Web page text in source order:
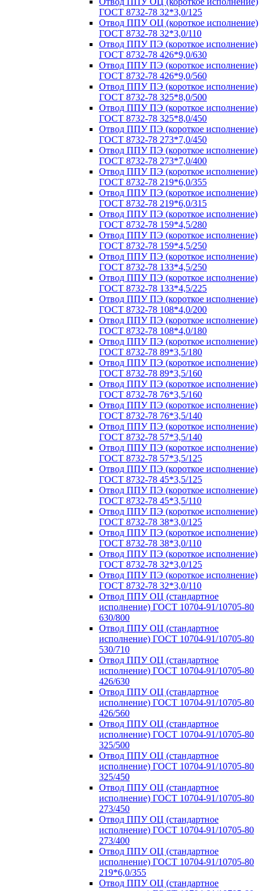
ГОСТ 8732-78 32*3,0/125
Отвод ППУ ОЦ (короткое исполнение)
ГОСТ 8732-78 32*3,0/110
Отвод ППУ ПЭ (короткое исполнение)
ГОСТ 8732-78 426*9,0/630
Отвод ППУ ПЭ (короткое исполнение)
ГОСТ 8732-78 426*9,0/560
Отвод ППУ ПЭ (короткое исполнение)
ГОСТ 8732-78 325*8,0/500
Отвод ППУ ПЭ (короткое исполнение)
ГОСТ 8732-78 325*8,0/450
Отвод ППУ ПЭ (короткое исполнение)
ГОСТ 8732-78 273*7,0/450
Отвод ППУ ПЭ (короткое исполнение)
ГОСТ 8732-78 273*7,0/400
Отвод ППУ ПЭ (короткое исполнение)
ГОСТ 8732-78 219*6,0/355
Отвод ППУ ПЭ (короткое исполнение)
ГОСТ 8732-78 219*6,0/315
Отвод ППУ ПЭ (короткое исполнение)
ГОСТ 8732-78 159*4,5/280
Отвод ППУ ПЭ (короткое исполнение)
ГОСТ 8732-78 159*4,5/250
Отвод ППУ ПЭ (короткое исполнение)
ГОСТ 8732-78 133*4,5/250
Отвод ППУ ПЭ (короткое исполнение)
ГОСТ 8732-78 133*4,5/225
Отвод ППУ ПЭ (короткое исполнение)
ГОСТ 8732-78 108*4,0/200
Отвод ППУ ПЭ (короткое исполнение)
ГОСТ 8732-78 108*4,0/180
Отвод ППУ ПЭ (короткое исполнение)
ГОСТ 8732-78 89*3,5/180
Отвод ППУ ПЭ (короткое исполнение)
ГОСТ 8732-78 89*3,5/160
Отвод ППУ ПЭ (короткое исполнение)
ГОСТ 8732-78 76*3,5/160
Отвод ППУ ПЭ (короткое исполнение)
ГОСТ 8732-78 76*3,5/140
Отвод ППУ ПЭ (короткое исполнение)
ГОСТ 8732-78 57*3,5/140
Отвод ППУ ПЭ (короткое исполнение)
ГОСТ 8732-78 57*3,5/125
Отвод ППУ ПЭ (короткое исполнение)
ГОСТ 8732-78 45*3,5/125
Отвод ППУ ПЭ (короткое исполнение)
ГОСТ 8732-78 45*3,5/110
Отвод ППУ ПЭ (короткое исполнение)
ГОСТ 8732-78 38*3,0/125
Отвод ППУ ПЭ (короткое исполнение)
ГОСТ 8732-78 38*3,0/110
Отвод ППУ ПЭ (короткое исполнение)
ГОСТ 8732-78 32*3,0/125
Отвод ППУ ПЭ (короткое исполнение)
ГОСТ 8732-78 32*3,0/110
Отвод ППУ ОЦ (стандартное
исполнение) ГОСТ 10704-91/10705-80
630/800
Отвод ППУ ОЦ (стандартное
исполнение) ГОСТ 10704-91/10705-80
530/710
Отвод ППУ ОЦ (стандартное
исполнение) ГОСТ 10704-91/10705-80
426/630
Отвод ППУ ОЦ (стандартное
исполнение) ГОСТ 10704-91/10705-80
426/560
Отвод ППУ ОЦ (стандартное
исполнение) ГОСТ 10704-91/10705-80
325/500
Отвод ППУ ОЦ (стандартное
исполнение) ГОСТ 10704-91/10705-80
325/450
Отвод ППУ ОЦ (стандартное
исполнение) ГОСТ 10704-91/10705-80
273/450
Отвод ППУ ОЦ (стандартное
исполнение) ГОСТ 10704-91/10705-80
273/400
Отвод ППУ ОЦ (стандартное
исполнение) ГОСТ 10704-91/10705-80
219*6,0/355
Отвод ППУ ОЦ (стандартное